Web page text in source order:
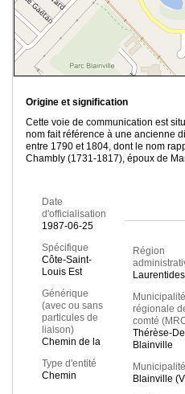
Origine et signification
Cette voie de communication est
nom fait référence à une ancienne
entre 1790 et 1804, dont le nom
Chambly (1731-1817), époux de
Date
d'officialisation
1987-06-25
Spécifique
Côte-Saint-
Louis Est
Générique
(avec ou sans
particules de
liaison)
Chemin de la
Type d'entité
Chemin
Région
Laurentides
Municipalité
régionale
comté
Thérèse-De
Blainville
Municipalité
Blainville